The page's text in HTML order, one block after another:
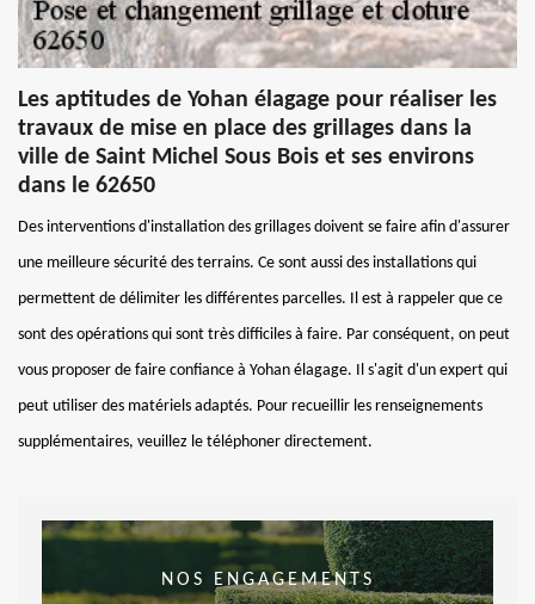
Les aptitudes de Yohan élagage pour réaliser les
travaux de mise en place des grillages dans la
ville de Saint Michel Sous Bois et ses environs
dans le 62650
Des interventions d'installation des grillages doivent se faire afin d'assurer
une meilleure sécurité des terrains. Ce sont aussi des installations qui
permettent de délimiter les différentes parcelles. Il est à rappeler que ce
sont des opérations qui sont très difficiles à faire. Par conséquent, on peut
vous proposer de faire confiance à Yohan élagage. Il s'agit d'un expert qui
peut utiliser des matériels adaptés. Pour recueillir les renseignements
supplémentaires, veuillez le téléphoner directement.
NOS ENGAGEMENTS